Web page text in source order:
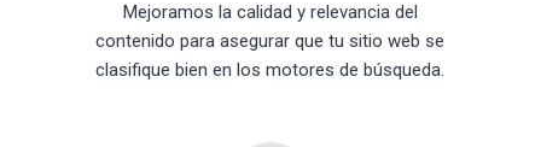
Mejoramos la calidad y relevancia del
contenido para asegurar que tu sitio web se
clasifique bien en los motores de búsqueda.